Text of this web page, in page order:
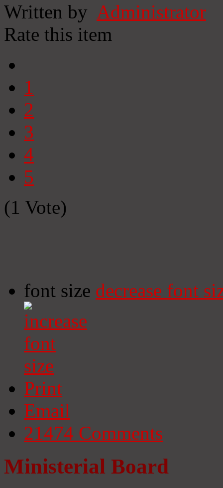
Written by Administrator
Rate this item
1
2
3
4
5
(1 Vote)
font size decrease font
Print
Email
21474 Comments
Ministerial Board